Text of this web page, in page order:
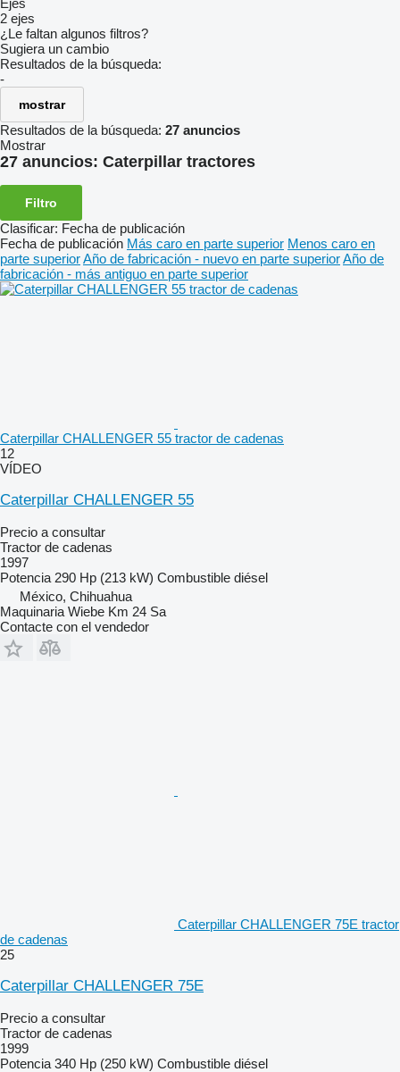
Ejes
2 ejes
¿Le faltan algunos filtros?
Sugiera un cambio
Resultados de la búsqueda:
-
mostrar
Resultados de la búsqueda: 27 anuncios
Mostrar
27 anuncios: Caterpillar tractores
Filtro
Clasificar: Fecha de publicación
Fecha de publicación Más caro en parte superior Menos caro en
parte superiorAño de fabricación - nuevo en parte superiorAño de
fabricación - más antiguo en parte superior
Caterpillar CHALLENGER 55 tractor de cadenas
12
VÍDEO
Caterpillar CHALLENGER 55
Precio a consultar
Tractor de cadenas
1997
Potencia 290 Hp (213 kW) Combustible diésel
México, Chihuahua
Maquinaria Wiebe Km 24 Sa
Contacte con el vendedor
Caterpillar CHALLENGER 75E tractor
de cadenas
25
Caterpillar CHALLENGER 75E
Precio a consultar
Tractor de cadenas
1999
Potencia 340 Hp (250 kW) Combustible diésel